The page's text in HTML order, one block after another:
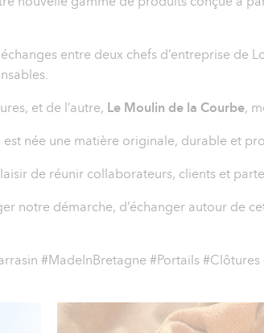
entre deux chefs d’entreprise de
et de l’autre, Le Moulin de la Courbe,
née une matière originale, durable et
de réunir collaborateurs, clients et
notre démarche, d’échanger autour de
#MadeInBretagne #Portails